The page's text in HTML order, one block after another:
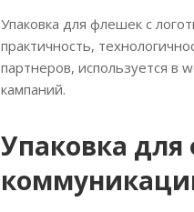
Упаковка для флешек с
практичность,
партнеров, используется в
кампаний.
Упаковка